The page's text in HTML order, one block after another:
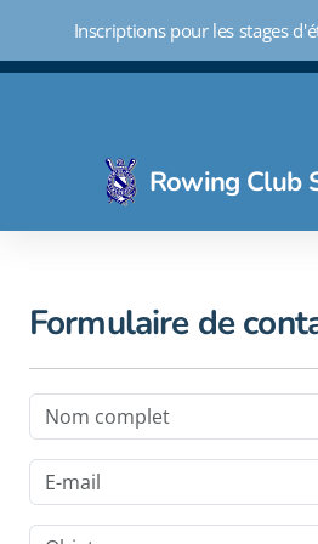
Inscriptions pour les stages
Rowing Club
Formulaire de
Aviron compétiteur
Ecole d'aviron
Aviron santé